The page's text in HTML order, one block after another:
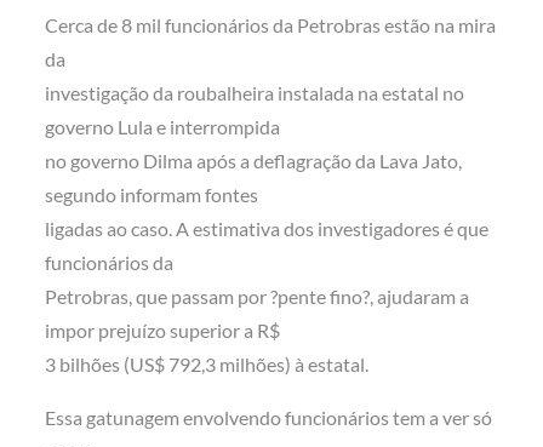
Cerca de 8 mil funcionários da Petrobras estão na mira
da
investigação da roubalheira instalada na estatal no
governo Lula e interrompida
no governo Dilma após a deflagração da Lava Jato,
segundo informam fontes
ligadas ao caso. A estimativa dos investigadores é que
funcionários da
Petrobras, que passam por ?pente fino?, ajudaram a
impor prejuízo superior a R$
3 bilhões (US$ 792,3 milhões) à estatal.
Essa gatunagem envolvendo funcionários tem a ver só